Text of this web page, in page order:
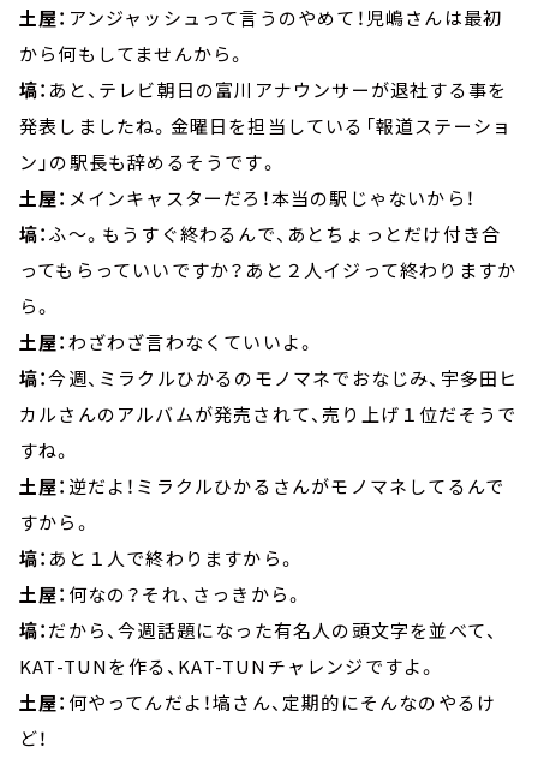
土屋： アンジャッシュって言うのやめて！児嶋さんは最初
から何もしてませんから。
塙： あと、テレビ朝日の富川アナウンサーが退社する事を
発表しましたね。金曜日を担当している「報道ステーショ
ン」の駅長も辞めるそうです。
土屋： メインキャスターだろ！本当の駅じゃないから！
塙：ふ～。もうすぐ終わるんで、あとちょっとだけ付き合
ってもらっていいですか？あと２人イジって終わりますか
ら。
土屋：わざわざ言わなくていいよ。
塙：今週、ミラクルひかるのモノマネでおなじみ、宇多田ヒ
カルさんのアルバムが発売されて、売り上げ１位だそうで
すね。
土屋： 逆だよ！ミラクルひかるさんがモノマネしてるんで
すから。
塙： あと１人で終わりますから。
土屋： 何なの？それ、さっきから。
塙：だから、今週話題になった有名人の頭文字を並べて、
KAT-TUNを作る、KAT-TUNチャレンジですよ。
土屋： 何やってんだよ！塙さん、定期的にそんなのやるけ
ど！